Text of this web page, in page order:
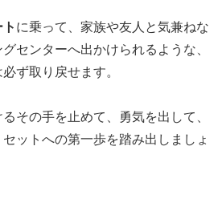
ト に乗って、家族や友人と気兼ねな
センターへ出かけられるような、
ず取り戻せます。
その手を止めて、勇気を出して、
ットへの第一歩を踏み出しましょ